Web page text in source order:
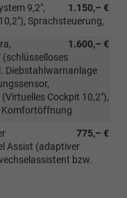
1.150,– €
9,2",
Sprachsteuerung,
1.600,– €
(schlüsselloses
Diebstahlwarnanlage
Cockpit 10,2"),
Komfortöffnung
775,– €
Assist (adaptiver
bzw.